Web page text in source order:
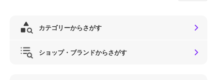
カテゴリーからさがす
ショップ・ブランドからさがす